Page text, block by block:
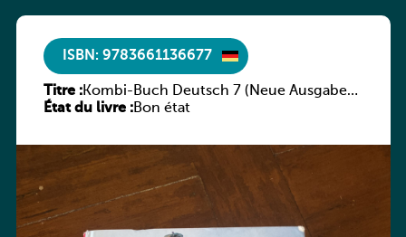
ISBN: 9783661136677
Titre :Kombi-Buch Deutsch 7 (Neue Ausgabe
Luxemburg)
État du livre :Bon état